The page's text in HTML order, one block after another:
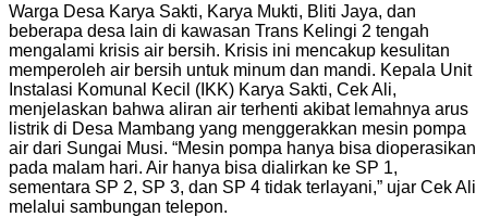
Warga Desa Karya Sakti, Karya Mukti, Bliti Jaya, dan
beberapa desa lain di kawasan Trans Kelingi 2 tengah
mengalami krisis air bersih. Krisis ini mencakup kesulitan
memperoleh air bersih untuk minum dan mandi. Kepala Unit
Instalasi Komunal Kecil (IKK) Karya Sakti, Cek Ali,
menjelaskan bahwa aliran air terhenti akibat lemahnya arus
listrik di Desa Mambang yang menggerakkan mesin pompa
air dari Sungai Musi. “Mesin pompa hanya bisa dioperasikan
pada malam hari. Air hanya bisa dialirkan ke SP 1,
sementara SP 2, SP 3, dan SP 4 tidak terlayani,” ujar Cek Ali
melalui sambungan telepon.